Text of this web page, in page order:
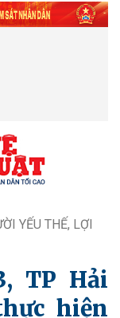
YẾU THẾ, LỢI
TP Hải
hiện